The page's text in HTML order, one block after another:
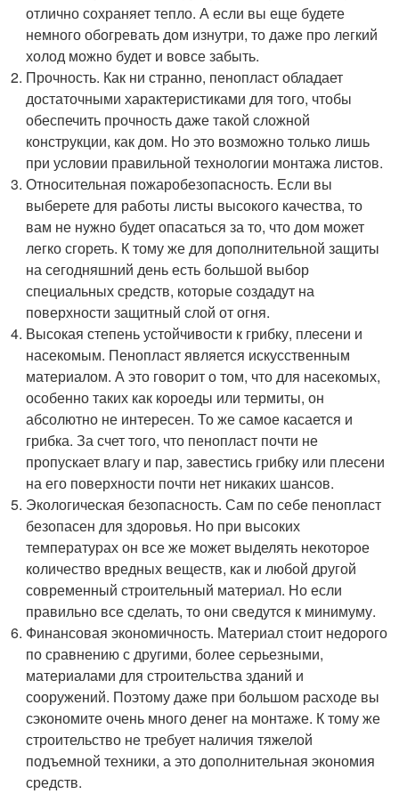
отлично сохраняет тепло. А если вы еще будете
немного обогревать дом изнутри, то даже про легкий
холод можно будет и вовсе забыть.
Прочность. Как ни странно, пенопласт обладает
достаточными характеристиками для того, чтобы
обеспечить прочность даже такой сложной
конструкции, как дом. Но это возможно только лишь
при условии правильной технологии монтажа листов.
Относительная пожаробезопасность. Если вы
выберете для работы листы высокого качества, то
вам не нужно будет опасаться за то, что дом может
легко сгореть. К тому же для дополнительной защиты
на сегодняшний день есть большой выбор
специальных средств, которые создадут на
поверхности защитный слой от огня.
Высокая степень устойчивости к грибку, плесени и
насекомым. Пенопласт является искусственным
материалом. А это говорит о том, что для насекомых,
особенно таких как короеды или термиты, он
абсолютно не интересен. То же самое касается и
грибка. За счет того, что пенопласт почти не
пропускает влагу и пар, завестись грибку или плесени
на его поверхности почти нет никаких шансов.
Экологическая безопасность. Сам по себе пенопласт
безопасен для здоровья. Но при высоких
температурах он все же может выделять некоторое
количество вредных веществ, как и любой другой
современный строительный материал. Но если
правильно все сделать, то они сведутся к минимуму.
Финансовая экономичность. Материал стоит недорого
по сравнению с другими, более серьезными,
материалами для строительства зданий и
сооружений. Поэтому даже при большом расходе вы
сэкономите очень много денег на монтаже. К тому же
строительство не требует наличия тяжелой
подъемной техники, а это дополнительная экономия
средств.